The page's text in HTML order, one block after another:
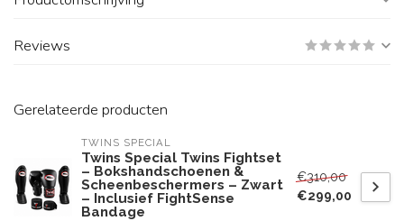
Reviews
Gerelateerde producten
TWINS SPECIAL
Twins Special Twins Fightset
– Bokshandschoenen &
Scheenbeschermers – Zwart
– Inclusief FightSense
Bandage
€310,00
€299,00